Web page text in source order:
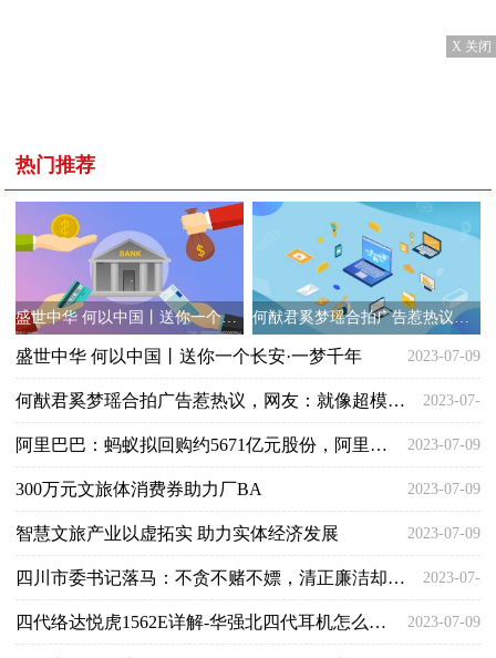
X 关闭
热门推荐
盛世中华 何以中国丨送你一个长安·一梦千年 何猷君奚梦瑶合拍广告惹热议，网友：就像超模将鬼丈夫抱在大腿上
盛世中华 何以中国丨送你一个长安·一梦千年 2023-07-09
何猷君奚梦瑶合拍广告惹热议，网友：就像超模将鬼丈夫抱在大腿上 2023-07-
09
阿里巴巴：蚂蚁拟回购约5671亿元股份，阿里正考虑是否参与 2023-07-09
300万元文旅体消费券助力厂BA 2023-07-09
智慧文旅产业以虚拓实 助力实体经济发展 2023-07-09
四川市委书记落马：不贪不赌不嫖，清正廉洁却被判刑，罪名还不轻 2023-07-
09
四代络达悦虎1562E详解-华强北四代耳机怎么样？ 2023-07-09